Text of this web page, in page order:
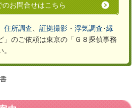
のお問合せはこちら
住所調査 証拠撮影 ・ 浮気調査･縁
」のご依頼は東京の「Ｇ８探偵事務